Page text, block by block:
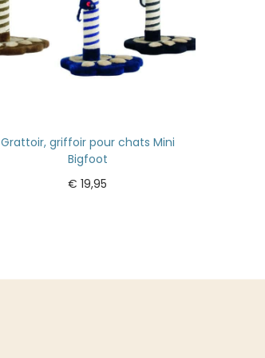
Grattoir, griffoir pour chats Mini
Bigfoot
€ 19,95